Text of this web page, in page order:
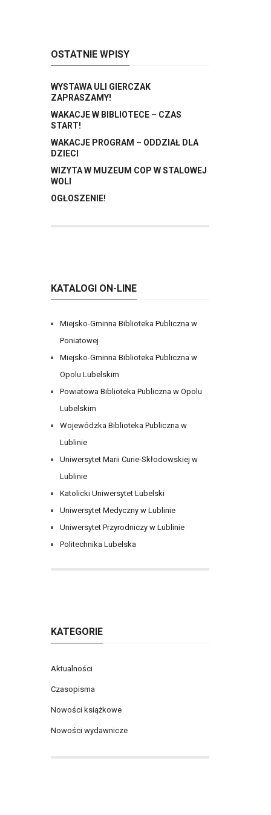
OSTATNIE WPISY
WYSTAWA ULI GIERCZAK
ZAPRASZAMY!
WAKACJE W BIBLIOTECE – CZAS
START!
WAKACJE PROGRAM – ODDZIAŁ DLA
DZIECI
WIZYTA W MUZEUM COP W STALOWEJ
WOLI
OGŁOSZENIE!
KATALOGI ON-LINE
Miejsko-Gminna Biblioteka Publiczna w
Poniatowej
Miejsko-Gminna Biblioteka Publiczna w
Opolu Lubelskim
Powiatowa Biblioteka Publiczna w Opolu
Lubelskim
Wojewódzka Biblioteka Publiczna w
Lublinie
Uniwersytet Marii Curie-Skłodowskiej w
Lublinie
Katolicki Uniwersytet Lubelski
Uniwersytet Medyczny w Lublinie
Uniwersytet Przyrodniczy w Lublinie
Politechnika Lubelska
KATEGORIE
Aktualności
Czasopisma
Nowości książkowe
Nowości wydawnicze